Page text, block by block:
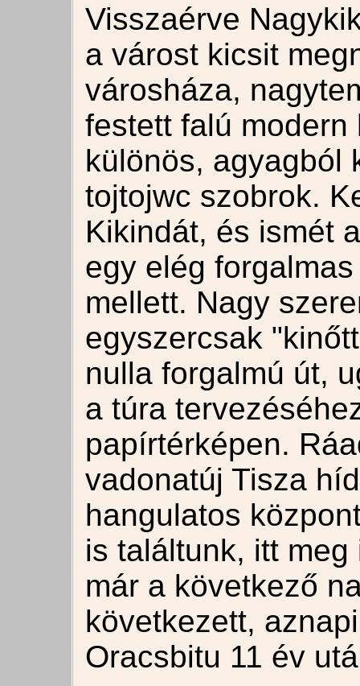
Visszaérve
a várost kicsit
városháza,
festett falú
különös, agyagból
tojtojwc szobrok.
Kikindát, és ismét
egy elég
mellett. Nagy
egyszercsak
nulla forgalmú út,
a túra
papírtérképen.
vadonatúj Tisza
hangulatos
is találtunk, itt
már a következő
következett,
Oracsbitu 11 év